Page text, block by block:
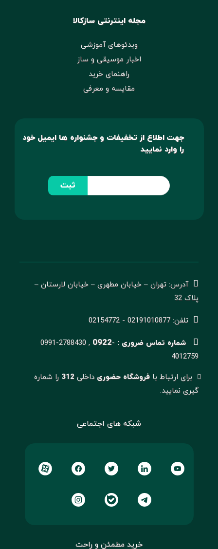
مجله اینترنتی سازکالا
ویدئوهای آموزشی
اخبار موسیقی و ساز
راهنمای خرید
مقایسه و معرفی
جهت اطلاع از تخفیفات و جشنواره ها ایمیل خود
را وارد نمایید
ثبت
آدرس: تهران – خیابان مطهری – خیابان لارستان –
پلاک 32
تلفن: 02191010877 - 02154772
شماره تماس ضروری : 0991-2788430 , 0922-
4012759
برای ارتباط با فروشگاه حضوریداخلی 312 را شماره
گیری نمایید.
شبکه های اجتماعی
خرید مطمئن و راحت